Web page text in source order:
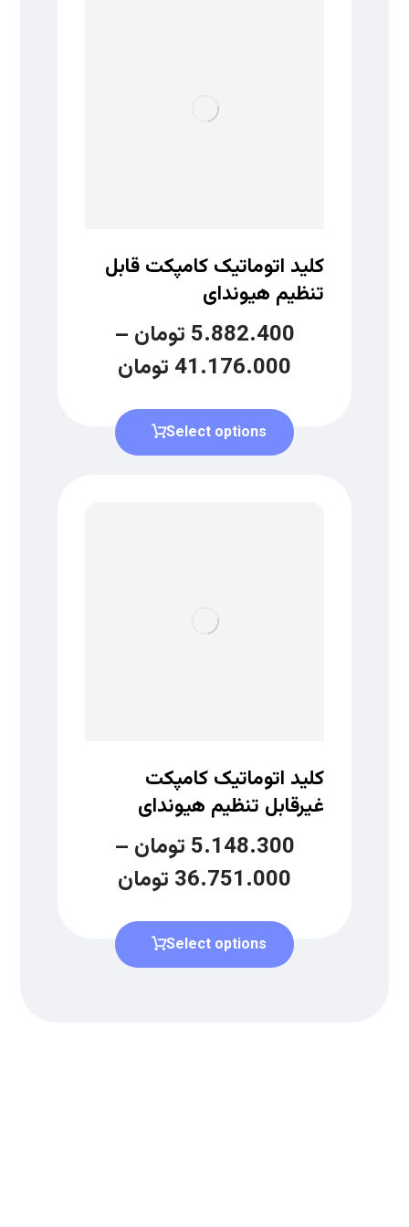
کلید اتوماتیک کامپکت قابل
تنظیم هیوندای
5.882.400 تومان –
41.176.000 تومان
Select options
کلید اتوماتیک کامپکت
غیرقابل تنظیم هیوندای
5.148.300 تومان –
36.751.000 تومان
Select options